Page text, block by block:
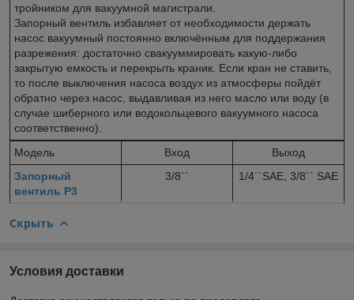
тройником для вакуумной магистрали.
Запорный вентиль избавляет от необходимости держать
насос вакуумный постоянно включённым для поддержания
разрежения: достаточно свакууммировать какую-либо
закрытую емкость и перекрыть краник. Если кран не ставить,
то после выключения насоса воздух из атмосферы пойдёт
обратно через насос, выдавливая из него масло или воду (в
случае шиберного или водокольцевого вакуумного насоса
соответственно).
Модель
Вход
Выход
Запорный
вентиль P3
3/8`` 1/4``SAE, 3/8`` SAE
Скрыть
Условия доставки